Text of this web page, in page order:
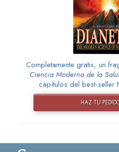
Completamente gratis, un
Ciencia Moderna de la
capítulos del best-seller
HAZ TU